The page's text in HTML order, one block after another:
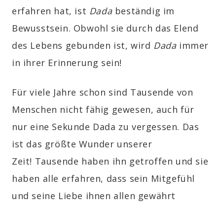
erfahren hat, ist Dadabeständig im
Bewusstsein. Obwohl sie durch das Elend
des Lebens gebunden ist, wird Dadaimmer
in ihrer Erinnerung sein!
Für viele Jahre schon sind Tausende von
Menschen nicht fähig gewesen, auch für
nur eine Sekunde Dada zu vergessen. Das
ist das größte Wunder unserer
Zeit! Tausende haben ihn getroffen und sie
haben alle erfahren, dass sein Mitgefühl
und seine Liebe ihnen allen gewährt